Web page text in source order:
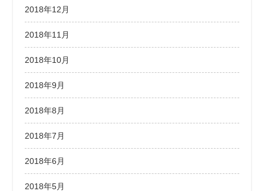
2018年12月
2018年11月
2018年10月
2018年9月
2018年8月
2018年7月
2018年6月
2018年5月